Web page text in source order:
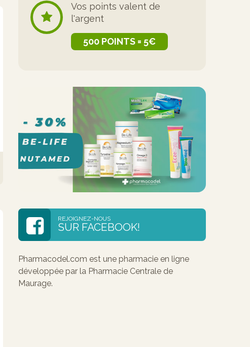
Vos points valent de
l'argent
500 POINTS = 5€
REJOIGNEZ-NOUS
SUR FACEBOOK!
Pharmacodel.com est une pharmacie en ligne
développée par la Pharmacie Centrale de
Maurage.